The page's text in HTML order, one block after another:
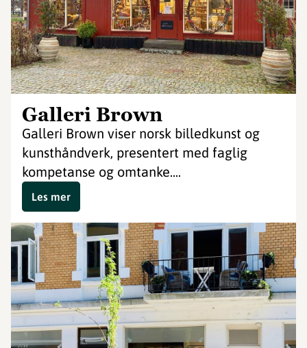
Galleri Brown
Galleri Brown viser norsk billedkunst og
kunsthåndverk, presentert med faglig
kompetanse og omtanke....
Les mer